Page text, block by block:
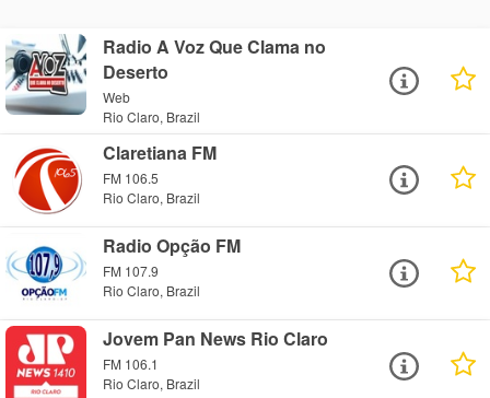
Radio A Voz Que Clama no
Deserto
Web
Rio Claro, Brazil
Claretiana FM
FM 106.5
Rio Claro, Brazil
Radio Opção FM
FM 107.9
Rio Claro, Brazil
Jovem Pan News Rio Claro
FM 106.1
Rio Claro, Brazil